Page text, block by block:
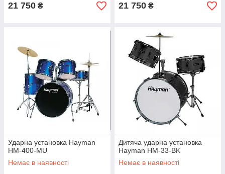
21 750 ₴ 21 750 ₴
Ударна установка Hayman
HM-400-MU
Немає в наявності
Дитяча ударна установка
Hayman HM-33-BK
Немає в наявності